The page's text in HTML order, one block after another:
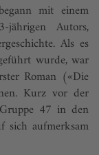
mit einem
Autors,
Als es
wurde, war
Roman («Die
Kurz vor der
47 in den
sich aufmerksam